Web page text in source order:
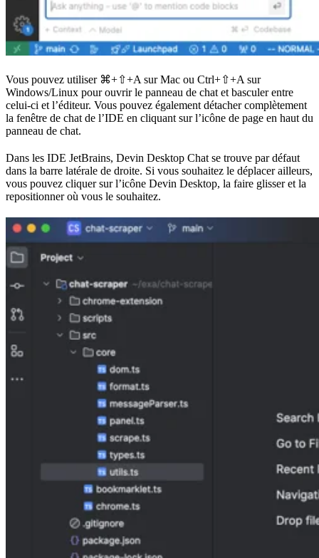
Vous pouvez utiliser ⌘+⇧+A sur Mac ou Ctrl+⇧+A sur
Windows/Linux pour ouvrir le panneau de chat et basculer entre
celui-ci et l’éditeur. Vous pouvez également détacher complètement
la fenêtre de chat de l’IDE en cliquant sur l’icône de page en haut du
panneau de chat.
Dans les IDE JetBrains, Devin Desktop Chat se trouve par défaut
dans la barre latérale de droite. Si vous souhaitez le déplacer ailleurs,
vous pouvez cliquer sur l’icône Devin Desktop, la faire glisser et la
repositionner où vous le souhaitez.